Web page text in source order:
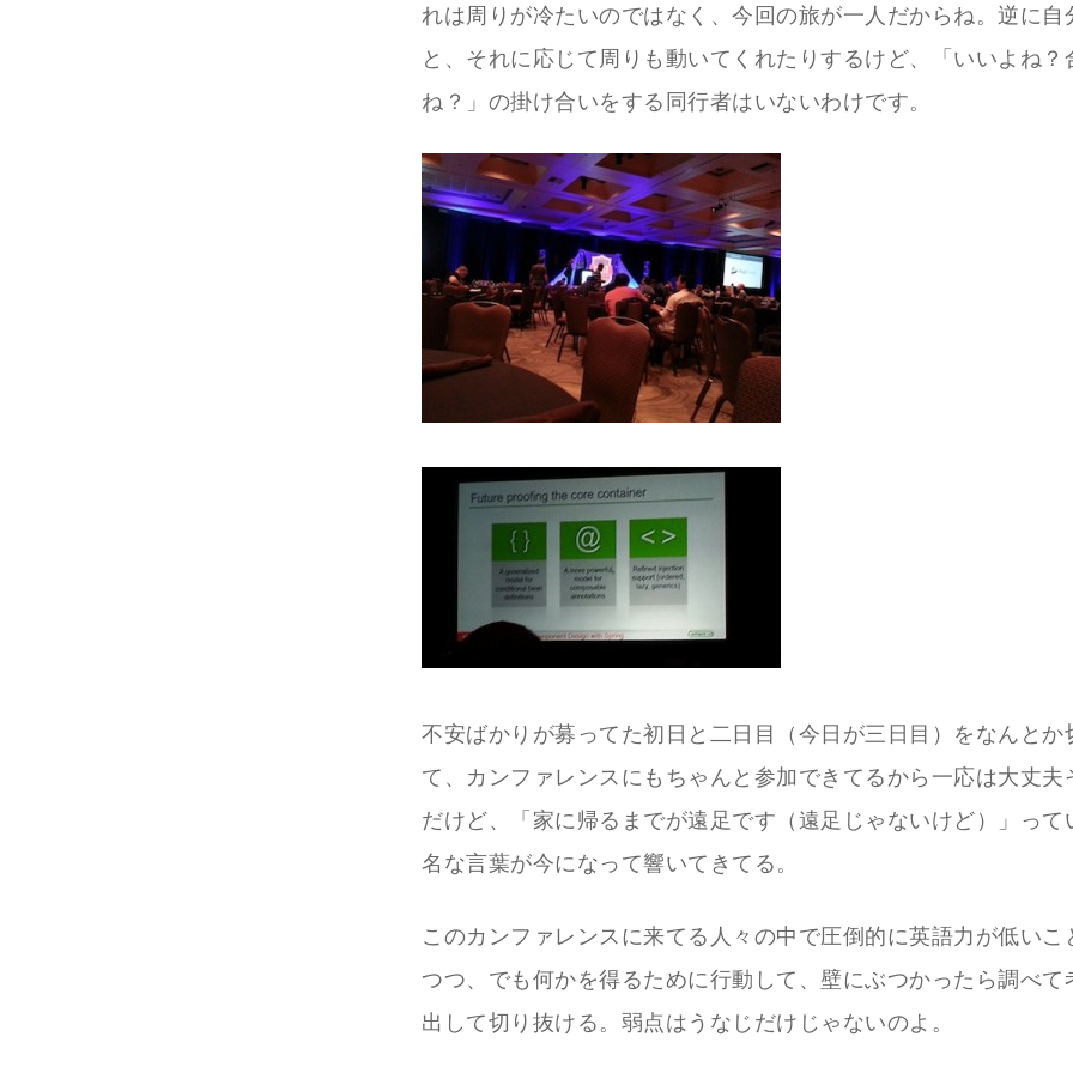
れは周りが冷たいのではなく、今回の旅が一人だからね。逆に自
と、それに応じて周りも動いてくれたりするけど、「いいよね？
ね？」の掛け合いをする同行者はいないわけです。
不安ばかりが募ってた初日と二日目（今日が三日目）をなんとか
て、カンファレンスにもちゃんと参加できてるから一応は大丈夫
だけど、「家に帰るまでが遠足です（遠足じゃないけど）」って
名な言葉が今になって響いてきてる。
このカンファレンスに来てる人々の中で圧倒的に英語力が低いこ
つつ、でも何かを得るために行動して、壁にぶつかったら調べて
出して切り抜ける。弱点はうなじだけじゃないのよ。